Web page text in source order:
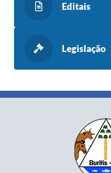
Editais
Legislação